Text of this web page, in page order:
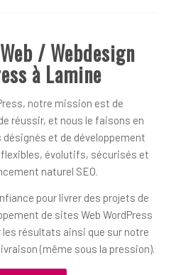
/ Webdesign
à Lamine
notre mission est de
réussir, et nous le faisons en
et de développement
flexibles, évolutifs, sécurisés et
naturel SEO.
pour livrer des projets de
de sites Web WordPress
résultats ainsi que sur notre
(même sous la pression).